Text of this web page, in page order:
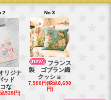
リジナ
ッド
な
528円)
No.3
フランス
製 ゴブラン織
クッショ
7,900円(税込8,690
円)